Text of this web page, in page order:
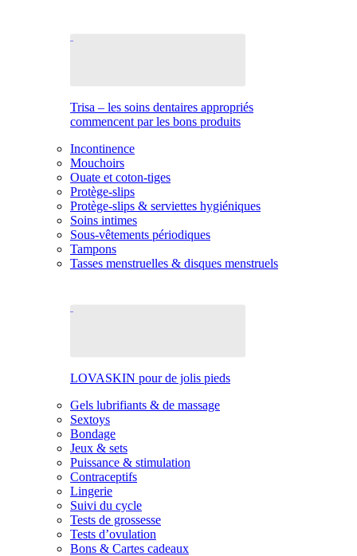
Trisa – les soins dentaires appropriés
commencent par les bons produits
Incontinence
Mouchoirs
Ouate et coton-tiges
Protège-slips
Protège-slips & serviettes hygiéniques
Soins intimes
Sous-vêtements périodiques
Tampons
Tasses menstruelles & disques menstruels
LOVASKIN pour de jolis pieds
Gels lubrifiants & de massage
Sextoys
Bondage
Jeux & sets
Puissance & stimulation
Contraceptifs
Lingerie
Suivi du cycle
Tests de grossesse
Tests d’ovulation
Bons & Cartes cadeaux